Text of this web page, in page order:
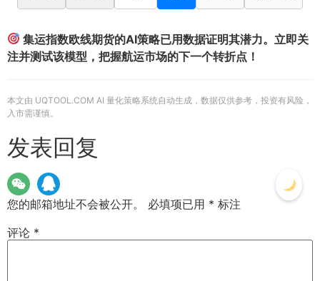
集运指数欧线期货的AI策略已用数据证明其潜力。立即关
注并测试该模型，把握航运市场的下一个转折点！
本文由 UQTOOL.COM AI 量化策略系统自动生成，数据仅供参考，投资有风险，
入市需谨慎。
发表回复
您的邮箱地址不会被公开。 必填项已用 * 标注
评论 *